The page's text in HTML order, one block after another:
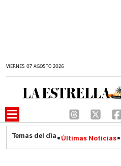
VIERNES 07 AGOSTO 2026
Últimas Noticias